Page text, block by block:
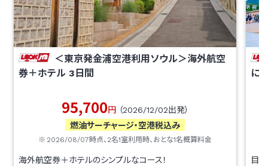
＜東京発金浦空港利用ソウル＞海外航空
券＋ホテル 3 日間
95,700円 （2026/12/02出発）
燃油サーチャージ・空港税込み
2026/08/07時点、 2名1室利用時、おとな1名概算料金
海外航空券＋ホテルのシンプルなコース！
に
目